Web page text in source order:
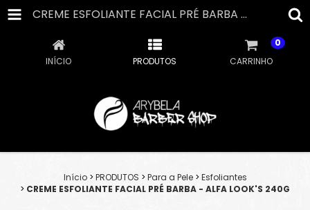
CREME ESFOLIANTE FACIAL PRÉ BARBA - ALFA LOOK'S 240G
INÍCIO PRODUTOS CARRINHO
0
Início > PRODUTOS > Para a Pele > Esfoliantes
> CREME ESFOLIANTE FACIAL PRÉ BARBA - ALFA LOOK'S 240G